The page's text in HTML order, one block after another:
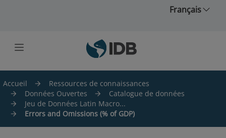
Français
Accueil
Ressources de connaissances
Données Ouvertes
Catalogue de données
Jeu de Données Latin Macro...
Errors and Omissions (% of GDP)